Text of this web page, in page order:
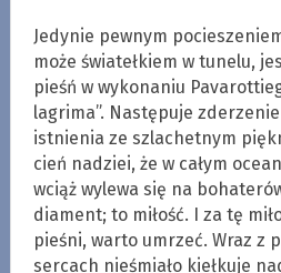
Jedynie pewnym
może światełkiem w tunelu,
pieśń w wykonaniu
lagrima”. Następuje
istnienia ze szlachetnym
cień nadziei, że w całym
wciąż wylewa się na
diament; to miłość. I za tę
pieśni, warto umrzeć. Wraz z
sercach nieśmiało kiełkuje